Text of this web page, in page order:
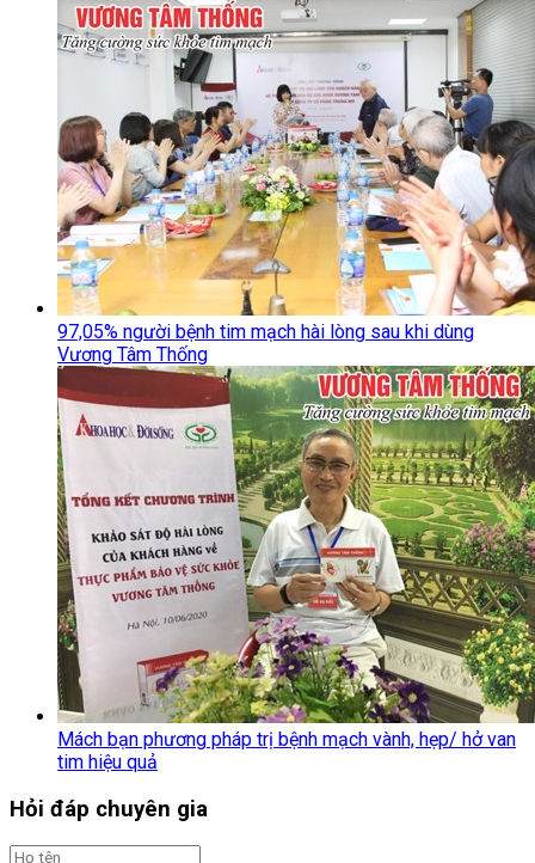
97,05% người bệnh tim mạch hài lòng sau khi dùng
Vương Tâm Thống
Mách bạn phương pháp trị bệnh mạch vành, hẹp/ hở van
tim hiệu quả
Hỏi đáp chuyên gia